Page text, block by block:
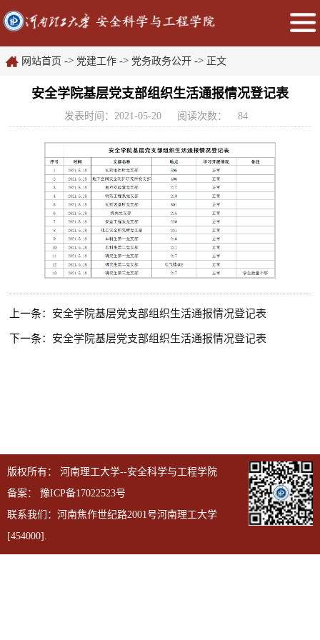
网站首页 -> 党建工作 -> 党务政务公开 -> 正文
安全学院基层党支部组织生活通报情况登记表
发表时间：2021-05-20 阅读次数： 84
上一条： 安全学院基层党支部组织生活通报情况登记表
下一条： 安全学院基层党支部组织生活通报情况登记表
版权所有： 河南理工大学--安全科学与工程学院
备案： 豫ICP备17022523号
联系我们：河南焦作世纪路2001号河南理工大学
[454000].